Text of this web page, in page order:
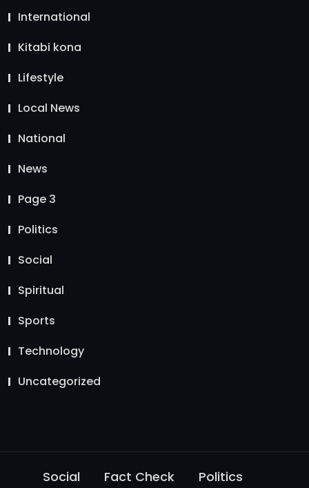
International
Kitabi kona
Lifestyle
Local News
National
News
Page 3
Politics
Social
Spiritual
Sports
Technology
Uncategorized
Social Fact Check
Politics